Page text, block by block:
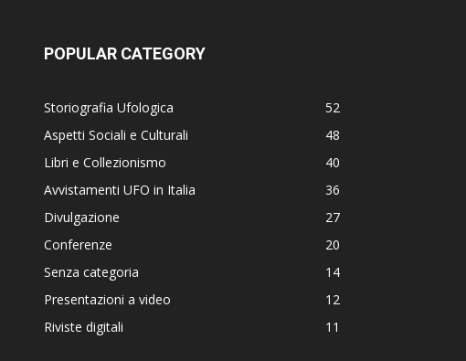
POPULAR CATEGORY
Storiografia Ufologica
52
Aspetti Sociali e Culturali
48
Libri e Collezionismo
40
Avvistamenti UFO in Italia
36
Divulgazione
27
Conferenze
20
Senza categoria
14
Presentazioni a video
12
Riviste digitali
11